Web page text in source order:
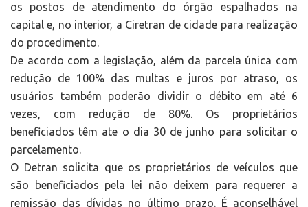
os postos de atendimento do órgão espalhados na
capital e, no interior, a Ciretran de cidade para realização
do procedimento.
De acordo com a legislação, além da parcela única com
redução de 100% das multas e juros por atraso, os
usuários também poderão dividir o débito em até 6
vezes, com redução de 80%. Os proprietários
beneficiados têm ate o dia 30 de junho para solicitar o
parcelamento.
O Detran solicita que os proprietários de veículos que
são beneficiados pela lei não deixem para requerer a
remissão das dívidas no último prazo. É aconselhável